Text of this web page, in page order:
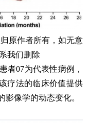
原作者所有，如无意
我们删除
07为代表性病例，
疗法的临床价值提供
像学的动态变化。